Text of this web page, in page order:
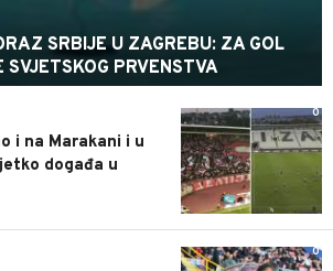
SRBIJE U ZAGREBU: ZA GOL
PRVENSTVA
0
i na Marakani i u
događa u
0